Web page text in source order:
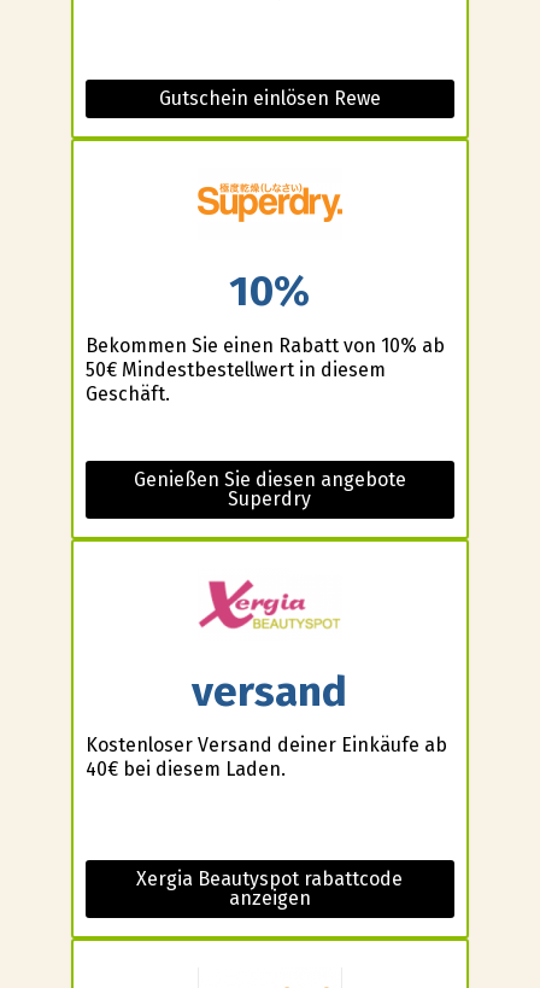
Gutschein einlösen Rewe
10%
Bekommen Sie einen Rabatt von 10% ab
50€ Mindestbestellwert in diesem
Geschäft.
Genießen Sie diesen angebote
Superdry
versand
Kostenloser Versand deiner Einkäufe ab
40€ bei diesem Laden.
Xergia Beautyspot rabattcode
anzeigen